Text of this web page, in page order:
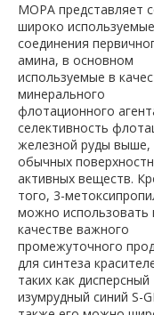
MOPA представляет
широко используемые
соединения
амина, в основном
используемые в
минерального
флотационного
селективность
железной руды выше,
обычных
активных веществ.
того, 3-
можно использовать
качестве важного
промежуточного
для синтеза
таких как дисперсный
изумрудный синий S-